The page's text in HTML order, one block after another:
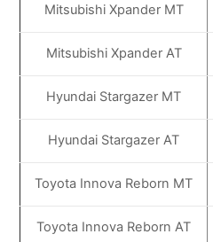
Mitsubishi Xpander MT
Mitsubishi Xpander AT
Hyundai Stargazer MT
Hyundai Stargazer AT
Toyota Innova Reborn MT
Toyota Innova Reborn AT